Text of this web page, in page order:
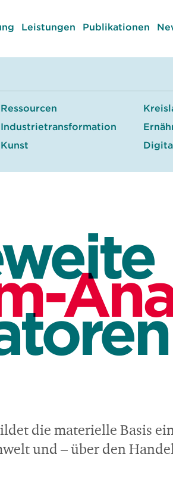
Leistungen Publikationen
Ressourcen
Industrietransformation
Kunst
die materielle Basis
und – über den